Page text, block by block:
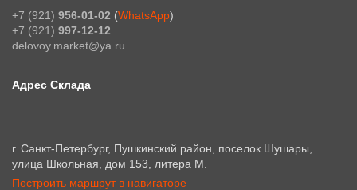
+7 (921) 956-01-02 (WhatsApp)
+7 (921) 997-12-12
delovoy.market@ya.ru
Адрес Склада
г. Санкт-Петербург, Пушкинский район, поселок Шушары,
улица Школьная, дом 153, литера М.
Построить маршрут в навигаторе